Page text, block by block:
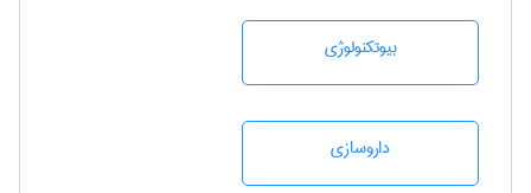
بيوتكنولوژی
داروسازی